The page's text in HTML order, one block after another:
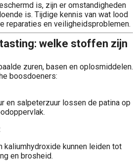
is, zijn er omstandigheden
is. Tijdige kennis van wat lood
reparaties en veiligheidsproblemen.
welke stoffen zijn
zuren, basen en oplosmiddelen.
boosdoeners:
en salpeterzuur lossen de patina op
kaliumhydroxide kunnen leiden tot
en brosheid.